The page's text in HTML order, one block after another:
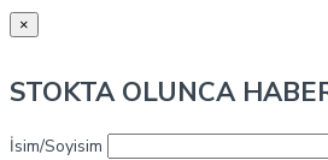
×
STOKTA OLUNCA
İsim/Soyisim